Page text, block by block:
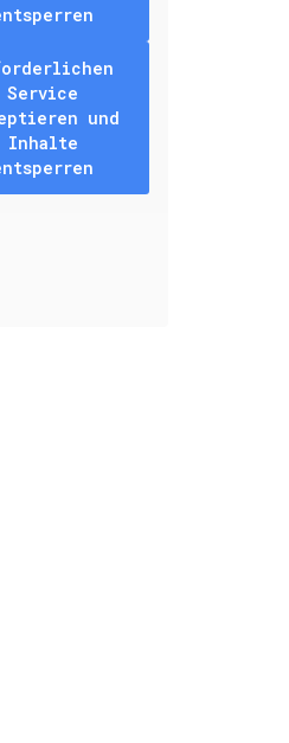
Service
und
Inhalte